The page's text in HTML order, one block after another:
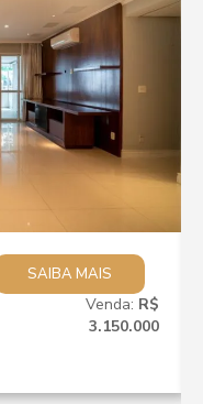
SAIBA MAIS
Venda: R$
3.150.000